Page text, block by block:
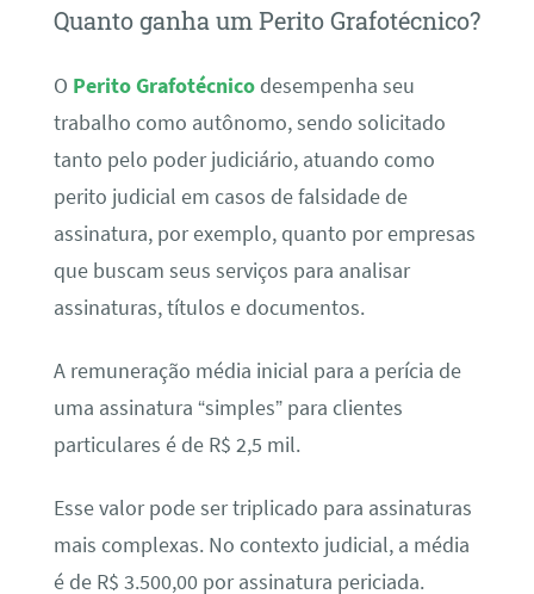
Quanto ganha um Perito Grafotécnico?
O Perito Grafotécnicodesempenha seu
trabalho como autônomo, sendo solicitado
tanto pelo poder judiciário, atuando como
perito judicial em casos de falsidade de
assinatura, por exemplo, quanto por empresas
que buscam seus serviços para analisar
assinaturas, títulos e documentos.
A remuneração média inicial para a perícia de
uma assinatura “simples” para clientes
particulares é de R$ 2,5 mil.
Esse valor pode ser triplicado para assinaturas
mais complexas. No contexto judicial, a média
é de R$ 3.500,00 por assinatura periciada.